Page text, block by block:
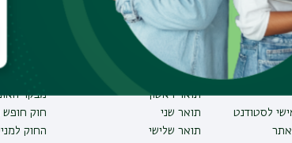
לסטודנט
תחומי לימוד
תואר ראשון
תואר שני
תואר שלישי
תקנות
מבקר
חוק חופש
החוק